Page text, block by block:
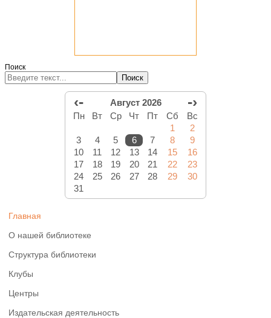
Поиск
Поиск
‹- Август 2026 -›
Пн Вт Ср Чт Пт Сб
Вс
1
2
3
4 5 6 7 8
9
10
11 12 13 14 15
16
17
18 19 20 21 22
23
24
25 26 27 28 29
30
31
Главная
О нашей библиотеке
Структура библиотеки
Клубы
Центры
Издательская деятельность